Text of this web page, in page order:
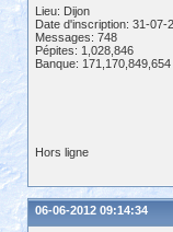
Lieu: Dijon
Date d'inscription: 31-07-
Messages: 748
Pépites: 1,028,846
Banque: 171,170,849,654
Hors ligne
06-06-2012 09:14:34